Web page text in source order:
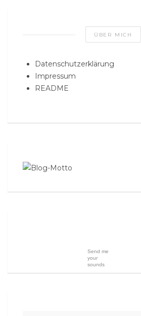
ÜBER MICH
Datenschutzerklärung
Impressum
README
Send me
your
sounds